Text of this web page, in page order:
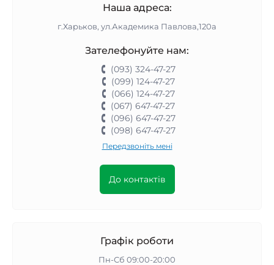
Наша адреса:
г.Харьков, ул.Академика Павлова,120а
Зателефонуйте нам:
(093) 324-47-27
(099) 124-47-27
(066) 124-47-27
(067) 647-47-27
(096) 647-47-27
(098) 647-47-27
Передзвоніть мені
До контактів
Графік роботи
Пн-Сб 09:00-20:00